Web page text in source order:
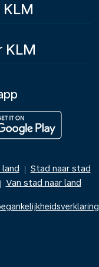
KLM
KLM
land | Stad naar stad
| Van stad naar land